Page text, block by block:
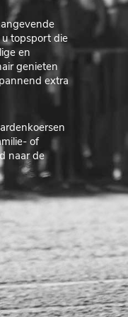
topsport die
en
genieten
extra
of
naar de